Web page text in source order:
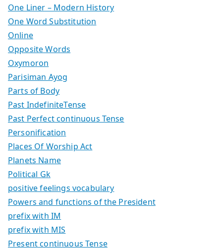
One Liner – Modern History
One Word Substitution
Online
Opposite Words
Oxymoron
Parisiman Ayog
Parts of Body
Past IndefiniteTense
Past Perfect continuous Tense
Personification
Places Of Worship Act
Planets Name
Political Gk
positive feelings vocabulary
Powers and functions of the President
prefix with IM
prefix with MIS
Present continuous Tense